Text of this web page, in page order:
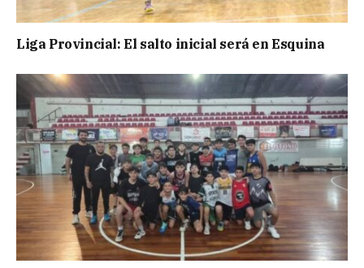
Liga Provincial: El salto inicial será en Esquina